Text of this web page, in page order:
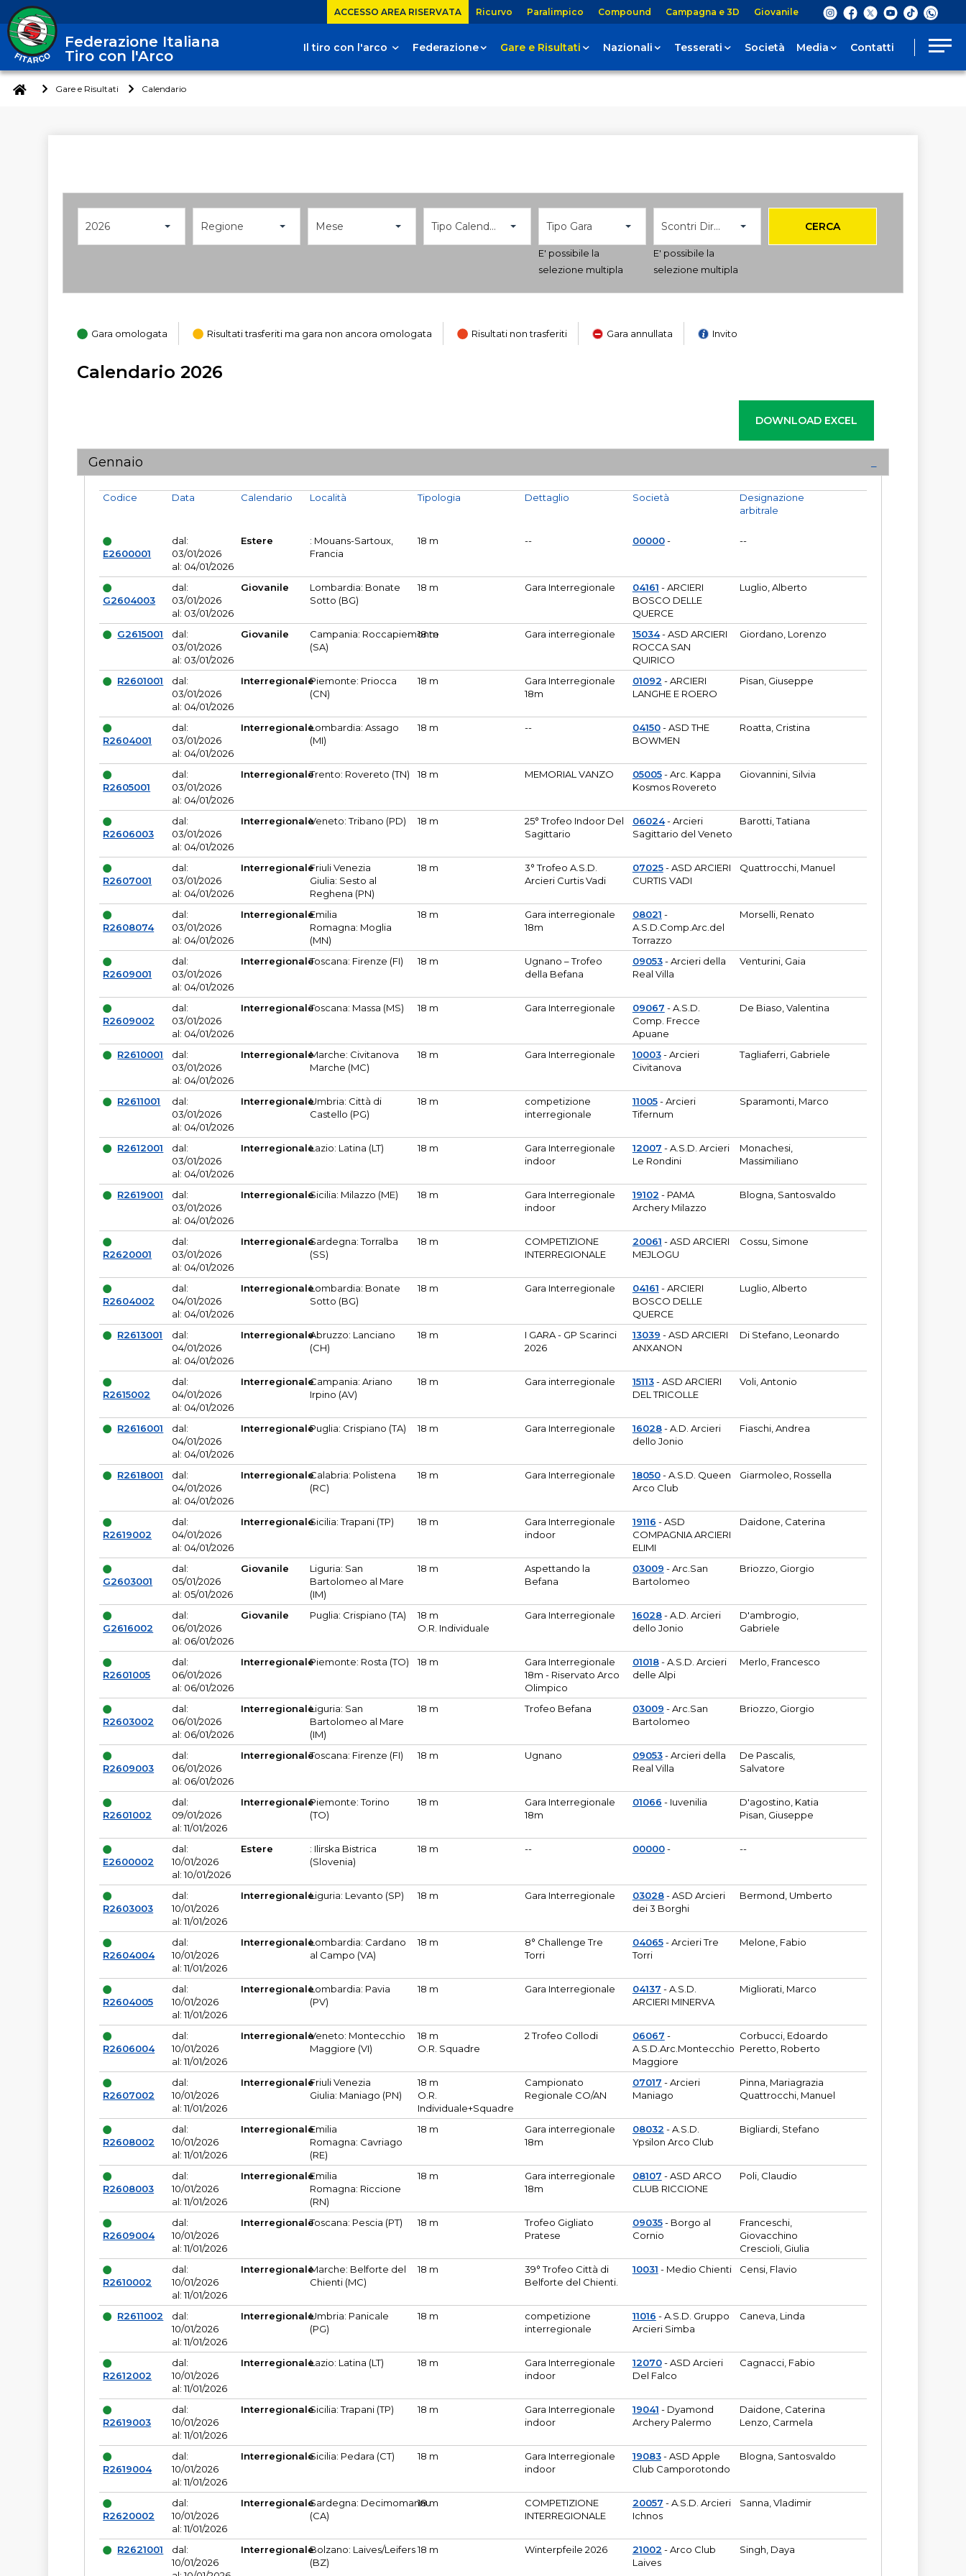
ACCESSO AREA RISERVATA Ricurvo Paralimpico Compound Campagna e 3D Giovanile
Federazione Italiana
Tiro con l'Arco
Il tiro con l'arco Federazione Gare e Risultati Nazionali Tesserati Società Media Contatti
Gare e Risultati Calendario
2026 Regione Mese Tipo Calendario Tipo Gara
E' possibile la
selezione multipla
Scontri Diretti
E' possibile la
selezione multipla
CERCA
Gara omologata Risultati trasferiti ma gara non ancora omologata Risultati non trasferiti Gara annullata Invito
Calendario 2026
Gennaio
Codice
E2600001
Data
dal:
03/01/2026
al: 04/01/2026
Calendario
Estere
Località
: Mouans-Sartoux,
Francia
Tipologia
18 m
Dettaglio
--
Società
00000-
Designazione
arbitrale
--
G2604003
dal:
03/01/2026
al: 03/01/2026
Giovanile
Lombardia: Bonate
Sotto (BG)
18 m Gara Interregionale 04161 - ARCIERI
BOSCO DELLE
QUERCE
Luglio, Alberto
G2615001
dal:
03/01/2026
al: 03/01/2026
Giovanile
Campania: Roccapiemonte
(SA)
18 m Gara interregionale 15034- ASD ARCIERI
ROCCA SAN
QUIRICO
Giordano, Lorenzo
R2601001
dal:
03/01/2026
al: 04/01/2026
InterregionalePiemonte: Priocca
(CN)
18 m
Gara Interregionale
18m
01092 - ARCIERI
LANGHE E ROERO
Pisan, Giuseppe
R2604001
dal:
03/01/2026
al: 04/01/2026
InterregionaleLombardia: Assago
(MI)
18 m -- 04150- ASD THE
BOWMEN
Roatta, Cristina
R2605001
dal:
03/01/2026
al: 04/01/2026
InterregionaleTrento: Rovereto (TN) 18 m MEMORIAL VANZO 05005- Arc. Kappa
Kosmos Rovereto
Giovannini, Silvia
R2606003
dal:
03/01/2026
al: 04/01/2026
InterregionaleVeneto: Tribano (PD) 18 m
25° Trofeo Indoor Del
Sagittario
06024- Arcieri
Sagittario del Veneto
Barotti, Tatiana
R2607001
dal:
03/01/2026
al: 04/01/2026
InterregionaleFriuli Venezia
Giulia: Sesto al
Reghena (PN)
18 m
3° Trofeo A.S.D.
Arcieri Curtis Vadi
07025- ASD ARCIERI
CURTIS VADI
Quattrocchi, Manuel
R2608074
dal:
03/01/2026
al: 04/01/2026
InterregionaleEmilia
Romagna: Moglia
(MN)
18 m
Gara interregionale
18m
08021 -
A.S.D.Comp.Arc.del
Torrazzo
Morselli, Renato
R2609001
dal:
03/01/2026
al: 04/01/2026
InterregionaleToscana: Firenze (FI) 18 m
Ugnano – Trofeo
della Befana
09053- Arcieri della
Real Villa
Venturini, Gaia
R2609002
dal:
03/01/2026
al: 04/01/2026
InterregionaleToscana: Massa (MS) 18 m Gara Interregionale 09067 - A.S.D.
Comp. Frecce
Apuane
De Biaso, Valentina
R2610001
dal:
03/01/2026
al: 04/01/2026
InterregionaleMarche: Civitanova
Marche (MC)
18 m Gara Interregionale 10003- Arcieri
Civitanova
Tagliaferri, Gabriele
R2611001
dal:
03/01/2026
al: 04/01/2026
InterregionaleUmbria: Città di
Castello (PG)
18 m
competizione
interregionale
11005- Arcieri
Tifernum
Sparamonti, Marco
R2612001
dal:
03/01/2026
al: 04/01/2026
InterregionaleLazio: Latina (LT) 18 m
Gara Interregionale
indoor
12007 - A.S.D. Arcieri
Le Rondini
Monachesi,
Massimiliano
R2619001
dal:
03/01/2026
al: 04/01/2026
InterregionaleSicilia: Milazzo (ME) 18 m
Gara Interregionale
indoor
19102 - PAMA
Archery Milazzo
Blogna, Santosvaldo
R2620001
dal:
03/01/2026
al: 04/01/2026
InterregionaleSardegna: Torralba
(SS)
18 m
COMPETIZIONE
INTERREGIONALE
20061 - ASD ARCIERI
MEJLOGU
Cossu, Simone
R2604002
dal:
04/01/2026
al: 04/01/2026
InterregionaleLombardia: Bonate
Sotto (BG)
18 m Gara Interregionale 04161 - ARCIERI
BOSCO DELLE
QUERCE
Luglio, Alberto
R2613001
dal:
04/01/2026
al: 04/01/2026
InterregionaleAbruzzo: Lanciano
(CH)
18 m
I GARA - GP Scarinci
2026
13039 - ASD ARCIERI
ANXANON
Di Stefano, Leonardo
R2615002
dal:
04/01/2026
al: 04/01/2026
InterregionaleCampania: Ariano
Irpino (AV)
18 m Gara interregionale 15113- ASD ARCIERI
DEL TRICOLLE
Voli, Antonio
R2616001
dal:
04/01/2026
al: 04/01/2026
InterregionalePuglia: Crispiano (TA) 18 m Gara Interregionale 16028- A.D. Arcieri
dello Jonio
Fiaschi, Andrea
R2618001
dal:
04/01/2026
al: 04/01/2026
InterregionaleCalabria: Polistena
(RC)
18 m Gara Interregionale 18050- A.S.D. Queen
Arco Club
Giarmoleo, Rossella
R2619002
dal:
04/01/2026
al: 04/01/2026
InterregionaleSicilia: Trapani (TP) 18 m
Gara Interregionale
indoor
19116 - ASD
COMPAGNIA ARCIERI
ELIMI
Daidone, Caterina
G2603001
dal:
05/01/2026
al: 05/01/2026
Giovanile
Liguria: San
Bartolomeo al Mare
(IM)
18 m
Aspettando la
Befana
03009 - Arc.San
Bartolomeo
Briozzo, Giorgio
G2616002
dal:
06/01/2026
al: 06/01/2026
Giovanile Puglia: Crispiano (TA)
18 m
O.R. Individuale
Gara Interregionale 16028- A.D. Arcieri
dello Jonio
D'ambrogio,
Gabriele
R2601005
dal:
06/01/2026
al: 06/01/2026
InterregionalePiemonte: Rosta (TO) 18 m
Gara Interregionale
18m - Riservato Arco
Olimpico
01018- A.S.D. Arcieri
delle Alpi
Merlo, Francesco
R2603002
dal:
06/01/2026
al: 06/01/2026
InterregionaleLiguria: San
Bartolomeo al Mare
(IM)
18 m Trofeo Befana 03009 - Arc.San
Bartolomeo
Briozzo, Giorgio
R2609003
dal:
06/01/2026
al: 06/01/2026
InterregionaleToscana: Firenze (FI) 18 m Ugnano 09053- Arcieri della
Real Villa
De Pascalis,
Salvatore
R2601002
dal:
09/01/2026
al: 11/01/2026
InterregionalePiemonte: Torino
(TO)
18 m
Gara Interregionale
18m
01066 - Iuvenilia
D'agostino, Katia
Pisan, Giuseppe
E2600002
dal:
10/01/2026
al: 10/01/2026
Estere
: Ilirska Bistrica
(Slovenia)
18 m -- 00000- --
R2603003
dal:
10/01/2026
al: 11/01/2026
InterregionaleLiguria: Levanto (SP) 18 m Gara Interregionale 03028- ASD Arcieri
dei 3 Borghi
Bermond, Umberto
R2604004
dal:
10/01/2026
al: 11/01/2026
InterregionaleLombardia: Cardano
al Campo (VA)
18 m
8° Challenge Tre
Torri
04065- Arcieri Tre
Torri
Melone, Fabio
R2604005
dal:
10/01/2026
al: 11/01/2026
InterregionaleLombardia: Pavia
(PV)
18 m Gara Interregionale 04137 - A.S.D.
ARCIERI MINERVA
Migliorati, Marco
R2606004
dal:
10/01/2026
al: 11/01/2026
InterregionaleVeneto: Montecchio
Maggiore (VI)
18 m
O.R. Squadre
2 Trofeo Collodi 06067 -
A.S.D.Arc.Montecchio
Maggiore
Corbucci, Edoardo
Peretto, Roberto
R2607002
dal:
10/01/2026
al: 11/01/2026
InterregionaleFriuli Venezia
Giulia: Maniago (PN)
18 m
O.R.
Individuale+Squadre
Campionato
Regionale CO/AN
07017 - Arcieri
Maniago
Pinna, Mariagrazia
Quattrocchi, Manuel
R2608002
dal:
10/01/2026
al: 11/01/2026
InterregionaleEmilia
Romagna: Cavriago
(RE)
18 m
Gara interregionale
18m
08032 - A.S.D.
Ypsilon Arco Club
Bigliardi, Stefano
R2608003
dal:
10/01/2026
al: 11/01/2026
InterregionaleEmilia
Romagna: Riccione
(RN)
18 m
Gara interregionale
18m
08107 - ASD ARCO
CLUB RICCIONE
Poli, Claudio
R2609004
dal:
10/01/2026
al: 11/01/2026
InterregionaleToscana: Pescia (PT) 18 m
Trofeo Gigliato
Pratese
09035- Borgo al
Cornio
Franceschi,
Giovacchino
Crescioli, Giulia
R2610002
dal:
10/01/2026
al: 11/01/2026
InterregionaleMarche: Belforte del
Chienti (MC)
18 m
39° Trofeo Città di
Belforte del Chienti.
10031 - Medio Chienti Censi, Flavio
R2611002
dal:
10/01/2026
al: 11/01/2026
InterregionaleUmbria: Panicale
(PG)
18 m
competizione
interregionale
11016 - A.S.D. Gruppo
Arcieri Simba
Caneva, Linda
R2612002
dal:
10/01/2026
al: 11/01/2026
InterregionaleLazio: Latina (LT) 18 m
Gara Interregionale
indoor
12070- ASD Arcieri
Del Falco
Cagnacci, Fabio
R2619003
dal:
10/01/2026
al: 11/01/2026
InterregionaleSicilia: Trapani (TP) 18 m
Gara Interregionale
indoor
19041 - Dyamond
Archery Palermo
Daidone, Caterina
Lenzo, Carmela
R2619004
dal:
10/01/2026
al: 11/01/2026
InterregionaleSicilia: Pedara (CT) 18 m
Gara Interregionale
indoor
19083- ASD Apple
Club Camporotondo
Blogna, Santosvaldo
R2620002
dal:
10/01/2026
al: 11/01/2026
InterregionaleSardegna: Decimomannu
(CA)
18 m
COMPETIZIONE
INTERREGIONALE
20057 - A.S.D. Arcieri
Ichnos
Sanna, Vladimir
R2621001
dal:
10/01/2026
InterregionaleBolzano: Laives/Leifers
(BZ)
18 m Winterpfeile 2026 21002 - Arco Club
Laives
Singh, Daya